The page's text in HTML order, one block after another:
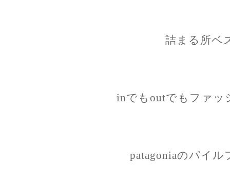
詰まる所ベ
inでもoutでもファッ
patagoniaのパイル